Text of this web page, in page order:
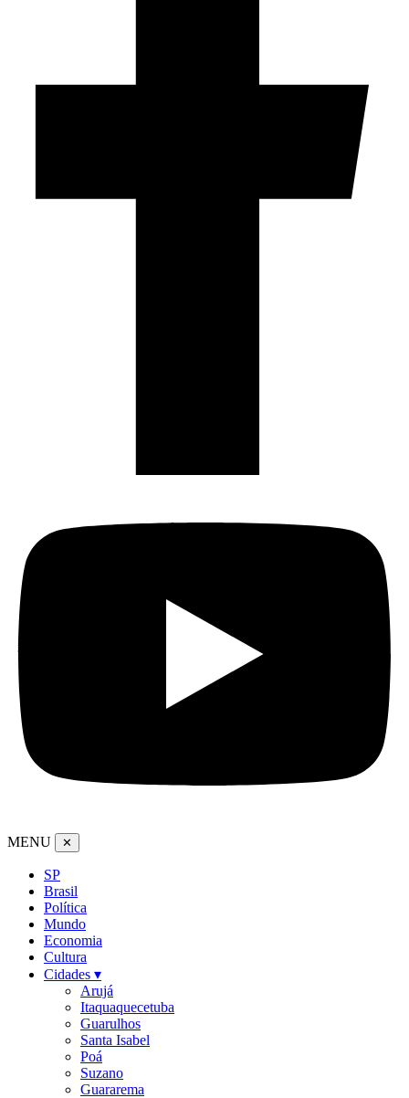
MENU ✕
SP
Brasil
Política
Mundo
Economia
Cultura
Cidades ▾
Arujá
Itaquaquecetuba
Guarulhos
Santa Isabel
Poá
Suzano
Guararema